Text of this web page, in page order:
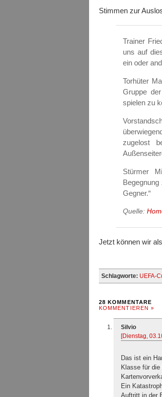
Stimmen zur
Trainer
uns auf
ein oder
Torhüter
Gruppe
spielen zu
zugelost
Stürmer
Gegner.“
Quelle:
Jetzt können wir
Schlagworte: UEFA-
28 KOMMENTARE
KOMMENTIEREN »
Silvio
[Dienstag,
Das ist ein
Klasse für
Ein
Auftritt in der